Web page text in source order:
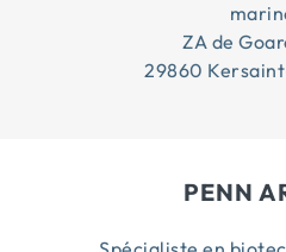
ZA de
29860
PENN